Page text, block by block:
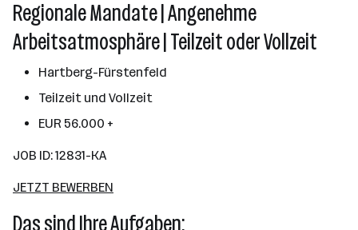
Regionale Mandate | Angenehme
Arbeitsatmosphäre | Teilzeit oder Vollzeit
Hartberg-Fürstenfeld
Teilzeit und Vollzeit
EUR 56.000 +
JOB ID: 12831-KA
JETZT BEWERBEN
Das sind Ihre Aufgaben: